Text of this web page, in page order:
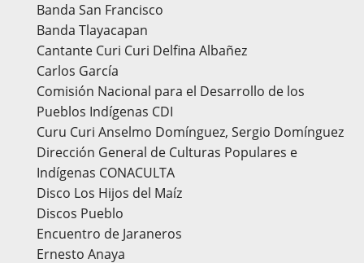
Banda San Francisco
Banda Tlayacapan
Cantante Curi Curi Delfina Albañez
Carlos García
Comisión Nacional para el Desarrollo de los
Pueblos Indígenas CDI
Curu Curi Anselmo Domínguez, Sergio Domínguez
Dirección General de Culturas Populares e
Indígenas CONACULTA
Disco Los Hijos del Maíz
Discos Pueblo
Encuentro de Jaraneros
Ernesto Anaya